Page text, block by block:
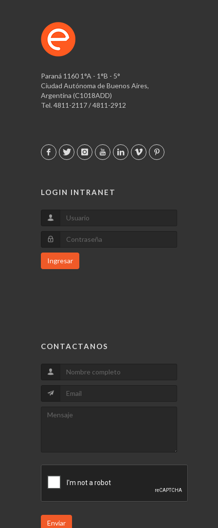
Paraná 1160 1°A - 1°B - 5°
Ciudad Autónoma de Buenos Aires,
Argentina (C1018ADD)
Tel. 4811-2117 / 4811-2912
LOGIN INTRANET
Ingresar
CONTACTANOS
Enviar